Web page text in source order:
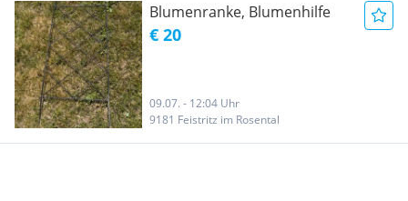
Blumenranke, Blumenhilfe
€ 20
09.07. - 12:04 Uhr
9181 Feistritz im Rosental